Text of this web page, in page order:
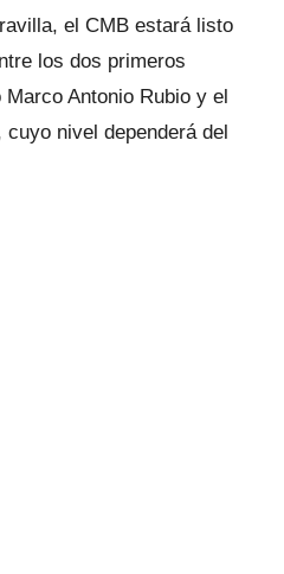
el CMB estará listo
los dos primeros
Antonio Rubio y el
nivel dependerá del